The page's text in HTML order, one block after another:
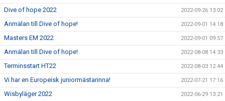
Dive of hope 2022 2022-09-26 13:02
Anmälan till Dive of hope! 2022-09-01 14:18
Masters EM 2022 2022-09-01 09:57
Anmälan till Dive of hope! 2022-08-08 14:33
Terminsstart HT22 2022-08-03 12:44
Vi har en Europeisk juniormästarinna! 2022-07-21 17:16
Wisbyläger 2022 2022-06-29 13:21